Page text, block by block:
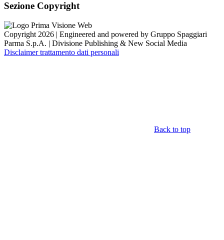
Sezione Copyright
Copyright 2026 | Engineered and powered by Gruppo Spaggiari
Parma S.p.A. | Divisione Publishing & New Social Media
Disclaimer trattamento dati personali
Back to top